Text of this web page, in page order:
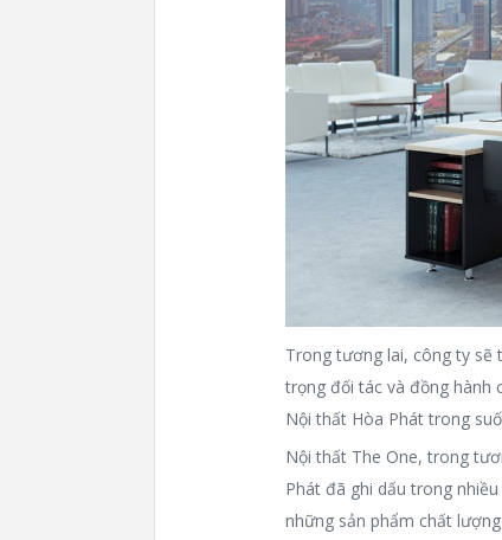
Trong tương lai, công ty sẽ
trọng đối tác và đồng hành
Nội thất Hòa Phát trong
Nội thất The One, trong
Phát đã ghi dấu trong
những sản phẩm chất